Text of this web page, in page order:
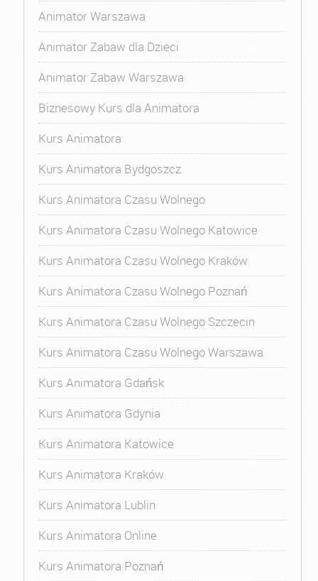
Animator Warszawa
Animator Zabaw dla Dzieci
Animator Zabaw Warszawa
Biznesowy Kurs dla Animatora
Kurs Animatora
Kurs Animatora Bydgoszcz
Kurs Animatora Czasu Wolnego
Kurs Animatora Czasu Wolnego Katowice
Kurs Animatora Czasu Wolnego Kraków
Kurs Animatora Czasu Wolnego Poznań
Kurs Animatora Czasu Wolnego Szczecin
Kurs Animatora Czasu Wolnego Warszawa
Kurs Animatora Gdańsk
Kurs Animatora Gdynia
Kurs Animatora Katowice
Kurs Animatora Kraków
Kurs Animatora Lublin
Kurs Animatora Online
Kurs Animatora Poznań